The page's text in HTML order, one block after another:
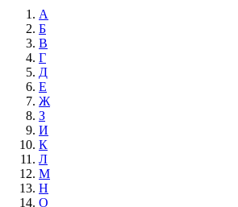
А
Б
В
Г
Д
Е
Ж
З
И
К
Л
М
Н
О